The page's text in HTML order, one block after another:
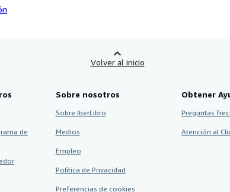
Volver al inicio
de
Sobre nosotros
Sobre IberLibro
Medios
Empleo
Política de Privacidad
Preferencias de cookies
Obtener
Preguntas
Atención al